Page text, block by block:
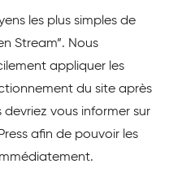
les plus simples de
Stream”. Nous
appliquer les
du site après
vous informer sur
afin de pouvoir les